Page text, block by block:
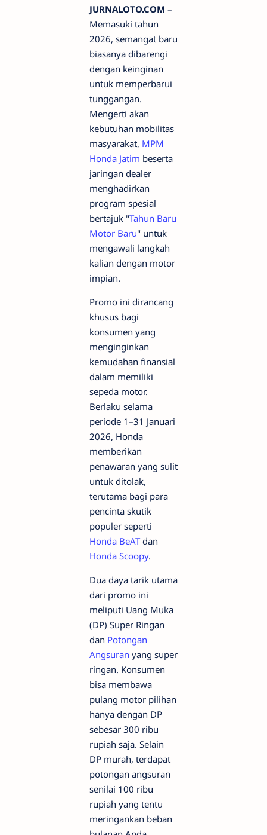
JURNALOTO.COM –
Memasuki tahun
2026, semangat baru
biasanya dibarengi
dengan keinginan
untuk memperbarui
tunggangan.
Mengerti akan
kebutuhan mobilitas
masyarakat, MPM
Honda Jatim beserta
jaringan dealer
menghadirkan
program spesial
bertajuk "Tahun Baru
Motor Baru" untuk
mengawali langkah
kalian dengan motor
impian.
Promo ini dirancang
khusus bagi
konsumen yang
menginginkan
kemudahan finansial
dalam memiliki
sepeda motor.
Berlaku selama
periode 1–31 Januari
2026, Honda
memberikan
penawaran yang sulit
untuk ditolak,
terutama bagi para
pencinta skutik
populer seperti
Honda BeATdan
Honda Scoopy.
Dua daya tarik utama
dari promo ini
meliputi Uang Muka
(DP) Super Ringan
dan Potongan
Angsuran yang super
ringan. Konsumen
bisa membawa
pulang motor pilihan
hanya dengan DP
sebesar 300 ribu
rupiah saja. Selain
DP murah, terdapat
potongan angsuran
senilai 100 ribu
rupiah yang tentu
meringankan beban